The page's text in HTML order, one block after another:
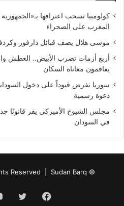
كولومبيا تسحب اعترافها
المغرب على الصحراء
موسى هلال يصف قبائل دارفور
أربع أزمات تضرب الأبيض.. العطش
يفاقمون معاناة السكان
سوريا تفرض قيوداً على دخول
دعوة رسمية
مجلس الشيوخ الأميركي يقر قانونًا
في السودان
© Copyright 2026, All Rights Reserved |
Sudan Barq
فيسبوك تويتر